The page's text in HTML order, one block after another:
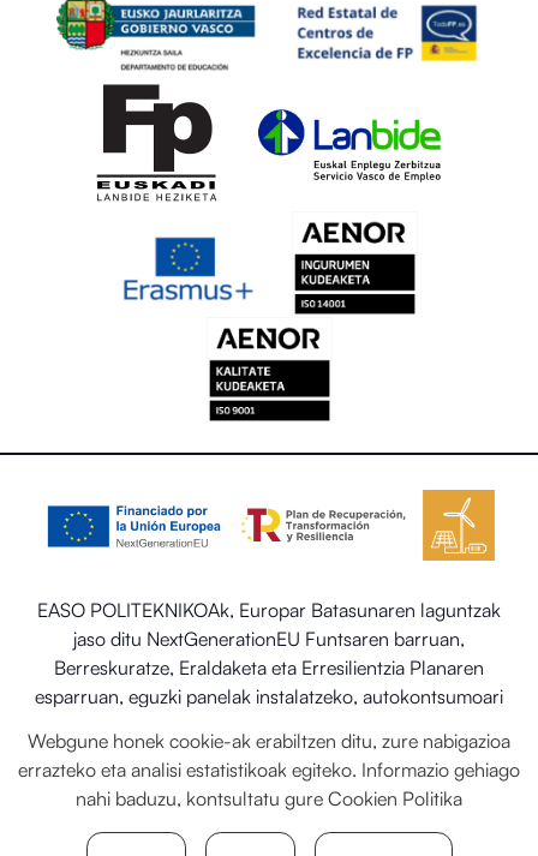
EASO POLITEKNIKOAk, Europar Batasunaren laguntzak
jaso ditu NextGenerationEU Funtsaren barruan,
Berreskuratze, Eraldaketa eta Erresilientzia Planaren
esparruan, eguzki panelak instalatzeko, autokontsumoari
berriztagarriekin, baita ere Trantsizio Ekologikorako eta
Erronka Demografikorako Ministerioaren egoitza-
sektorearen sistema termiko berriztagarriak ezartzea.
Webgune honek cookie-ak erabiltzen ditu, zure nabigazioa
errazteko eta analisi estatistikoak egiteko. Informazio gehiago
nahi baduzu, kontsultatu gure Cookien Politika